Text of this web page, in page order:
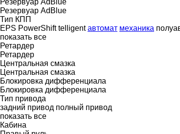
Резервуар AdBlue
Тип КПП
EPS PowerShift telligent автомат механика
показать все
Ретардер
Ретардер
Центральная смазка
Центральная смазка
Блокировка дифференциала
Блокировка дифференциала
Тип привода
задний привод полный привод
показать все
Кабина